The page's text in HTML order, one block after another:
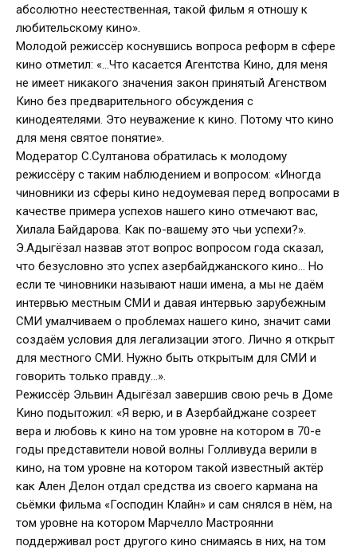
абсолютно неестественная, такой фильм я отношу к
любительскому кино».
Молодой режиссёр коснувшись вопроса реформ в сфере
кино отметил: «…Что касается Агентства Кино, для меня
не имеет никакого значения закон принятый Агенством
Кино без предварительного обсуждения с
кинодеятелями. Это неуважение к кино. Потому что кино
для меня святое понятие».
Модератор С.Султанова обратилась к молодому
режиссёру с таким наблюдением и вопросом: «Иногда
чиновники из сферы кино недоумевая перед вопросами в
качестве примера успехов нашего кино отмечают вас,
Хилала Байдарова. Как по-вашему это чьи успехи?».
Э.Адыгёзал назвав этот вопрос вопросом года сказал,
что безусловно это успех азербайджанского кино… Но
если те чиновники называют наши имена, а мы не даём
интервью местным СМИ и давая интервью зарубежным
СМИ умалчиваем о проблемах нашего кино, значит сами
создаём условия для легализации этого. Лично я открыт
для местного СМИ. Нужно быть открытым для СМИ и
говорить только правду…».
Режиссёр Эльвин Адыгёзал завершив свою речь в Доме
Кино подытожил: «Я верю, и в Азербайджане созреет
вера и любовь к кино на том уровне на котором в 70-е
годы представители новой волны Голливуда верили в
кино, на том уровне на котором такой известный актёр
как Ален Делон отдал средства из своего кармана на
сьёмки фильма «Господин Клайн» и сам снялся в нём, на
том уровне на котором Марчелло Мастроянни
поддерживал рост другого кино снимаясь в них, на том